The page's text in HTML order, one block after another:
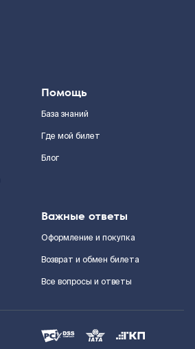
Помощь
База знаний
Где мой билет
Блог
Важные ответы
Оформление и покупка
Возврат и обмен билета
Все вопросы и ответы